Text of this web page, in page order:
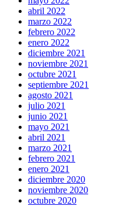
abril 2022
marzo 2022
febrero 2022
enero 2022
diciembre 2021
noviembre 2021
octubre 2021
septiembre 2021
agosto 2021
julio 2021
junio 2021
mayo 2021
abril 2021
marzo 2021
febrero 2021
enero 2021
diciembre 2020
noviembre 2020
octubre 2020